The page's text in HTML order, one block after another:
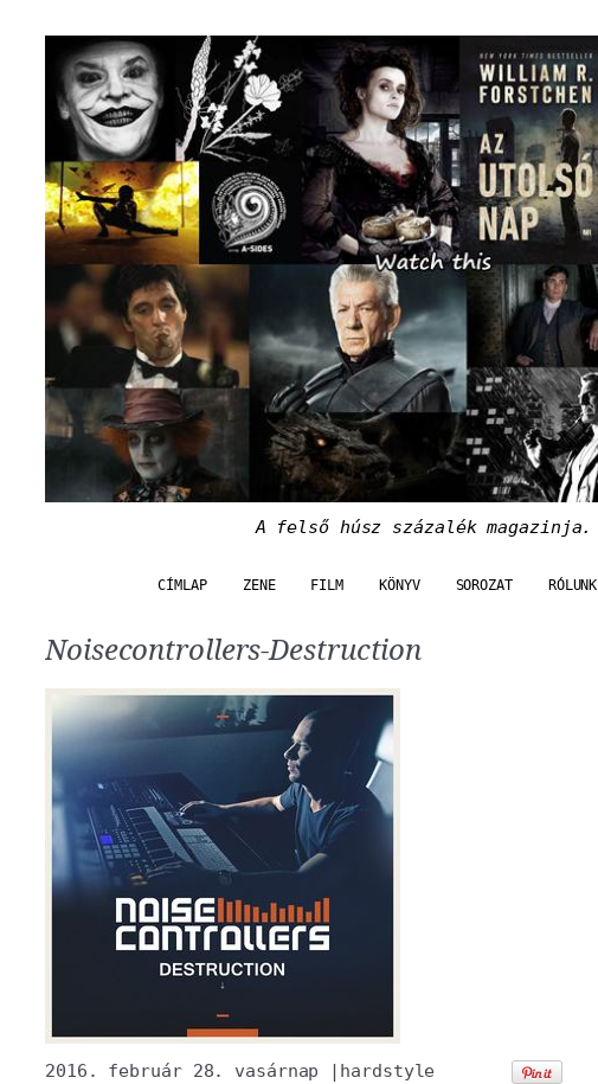
A felső húsz százalék magazinja.
CÍMLAP ZENE FILM KÖNYV SOROZAT RÓLUNK
Noisecontrollers-Destruction
2016. február 28. vasárnap | hardstyle